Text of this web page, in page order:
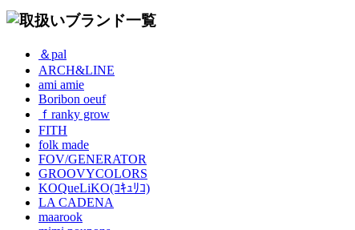
＆pal
ARCH&LINE
ami amie
Boribon oeuf
ｆranky grow
FITH
folk made
FOV/GENERATOR
GROOVYCOLORS
KOQueLiKO(ｺｷｭﾘｺ)
LA CADENA
maarook